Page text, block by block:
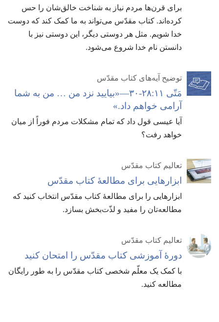
برای قرن‌ها مردم نیاز به شناخت خالق‌شان را حس
کرده‌اند.‏ کتاب مقدّس می‌تواند به ما کمک کند که دوست
خدا شویم.‏ مثل هر دوستی دیگر،‏ این دوستی نیز با
دانستن نام خدا شروع می‌شود.‏
توضیح آیه‌های کتاب مقدّس
مَتّی ۱۱:‏۲۸-‏۳۰—‏«بیایید نزد من … من به شما
آرامی خواهم داد.‏»‏
آیا عیسی قول داد که تمام مشکلات مردم فوراً از میان
خواهد رفت؟‏
تعالیم کتاب مقدّس
ابزارهایی برای مطالعهٔ کتاب مقدّس
ابزارهایی را برای مطالعهٔ کتاب مقدّس انتخاب کنید که
مطالعه‌تان را مفید و لذّت‌بخش بسازد.‏
تعالیم کتاب مقدّس
دورهٔ آموزشی کتاب مقدّس را امتحان کنید
با کمک یک معلّم شخصی کتاب مقدّس را به طور رایگان
مطالعه کنید.‏